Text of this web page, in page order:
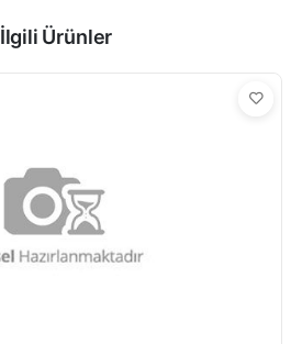
İlgili Ürünler